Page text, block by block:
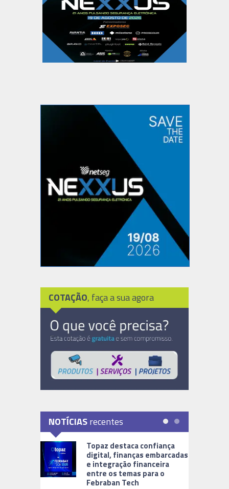
COTAÇÃO, faça a sua agora
NOTÍCIASrecentes
Topaz destaca confiança
digital, finanças embarcadas
e integração financeira
entre os temas para o
Febraban Tech